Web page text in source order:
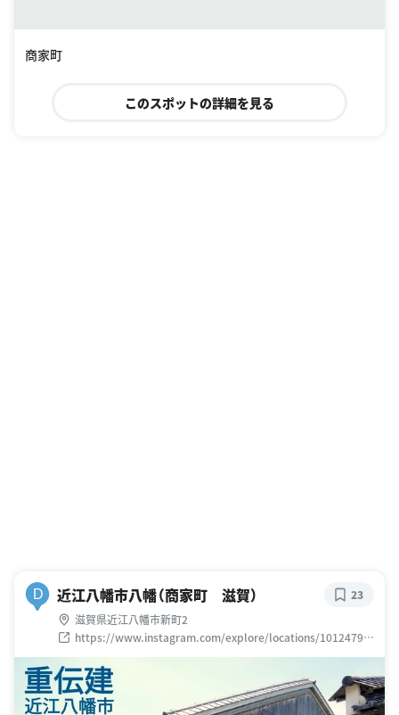
商家町
このスポットの詳細を見る
D 近江八幡市八幡（商家町 滋賀）
滋賀県近江八幡市新町2
https://www.instagram.com/explore/locations/10124797
16
23